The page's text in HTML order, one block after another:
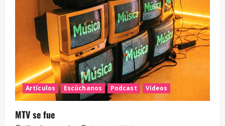
Artículos Escúchanos Podcast Videos
MTV se fue